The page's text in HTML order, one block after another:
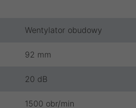
Wentylator obudowy
92 mm
20 dB
1500 obr/min